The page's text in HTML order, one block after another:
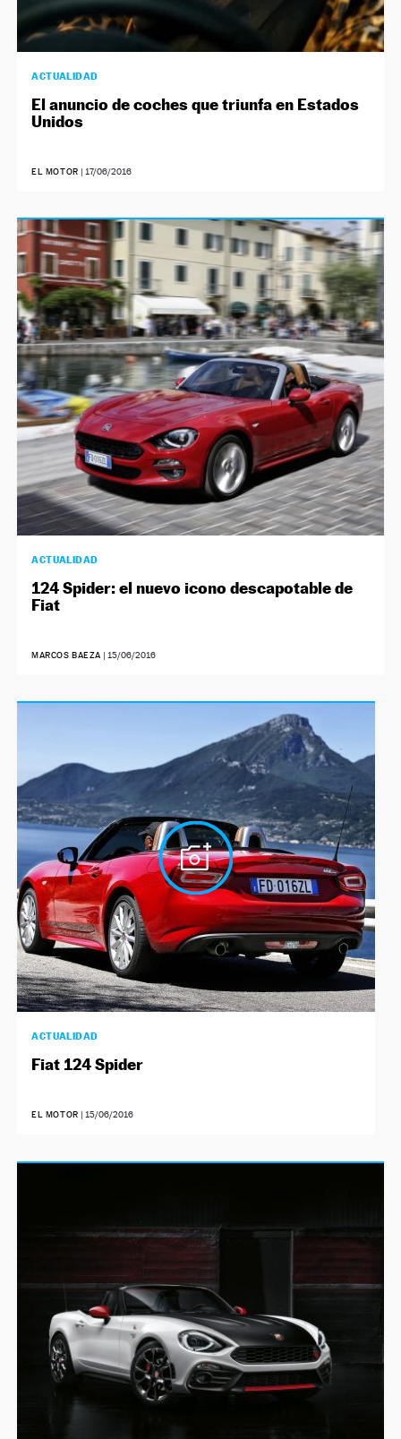
ACTUALIDAD
El anuncio de coches que triunfa en Estados
Unidos
EL MOTOR | 17/06/2016
ACTUALIDAD
124 Spider: el nuevo icono descapotable de
Fiat
MARCOS BAEZA | 15/06/2016
ACTUALIDAD
Fiat 124 Spider
EL MOTOR | 15/06/2016